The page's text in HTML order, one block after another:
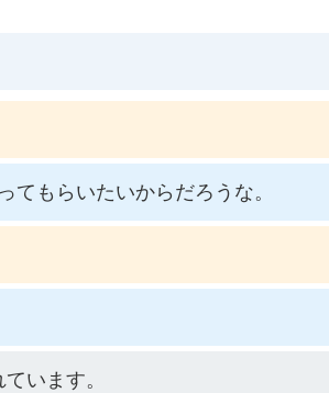
もらいたいからだろうな。
います。